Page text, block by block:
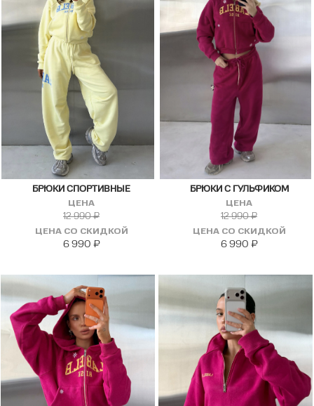
БРЮКИ СПОРТИВНЫЕ
ЦЕНА
12 990₽
ЦЕНА СО СКИДКОЙ
6 990 ₽
БРЮКИ С ГУЛЬФИКОМ
ЦЕНА
12 990₽
ЦЕНА СО СКИДКОЙ
6 990 ₽